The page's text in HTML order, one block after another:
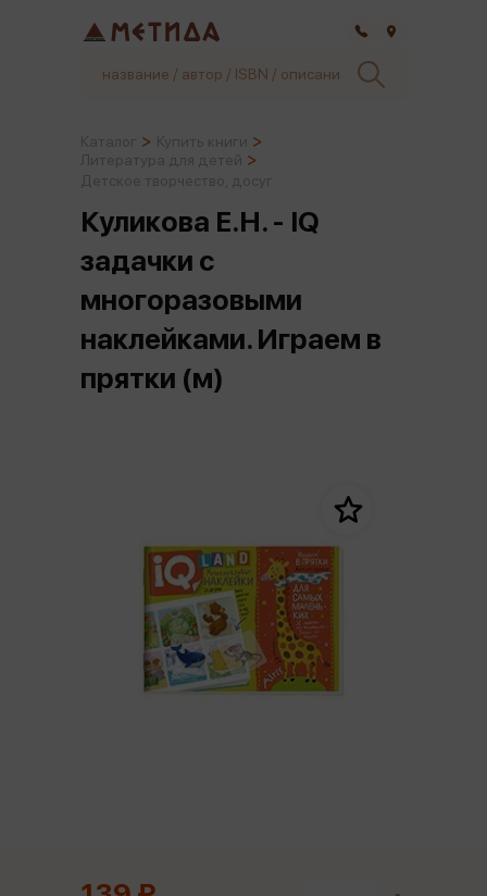
Куликова Е.Н. - IQ
задачки с
многоразовыми
наклейками. Играем в
прятки (м)